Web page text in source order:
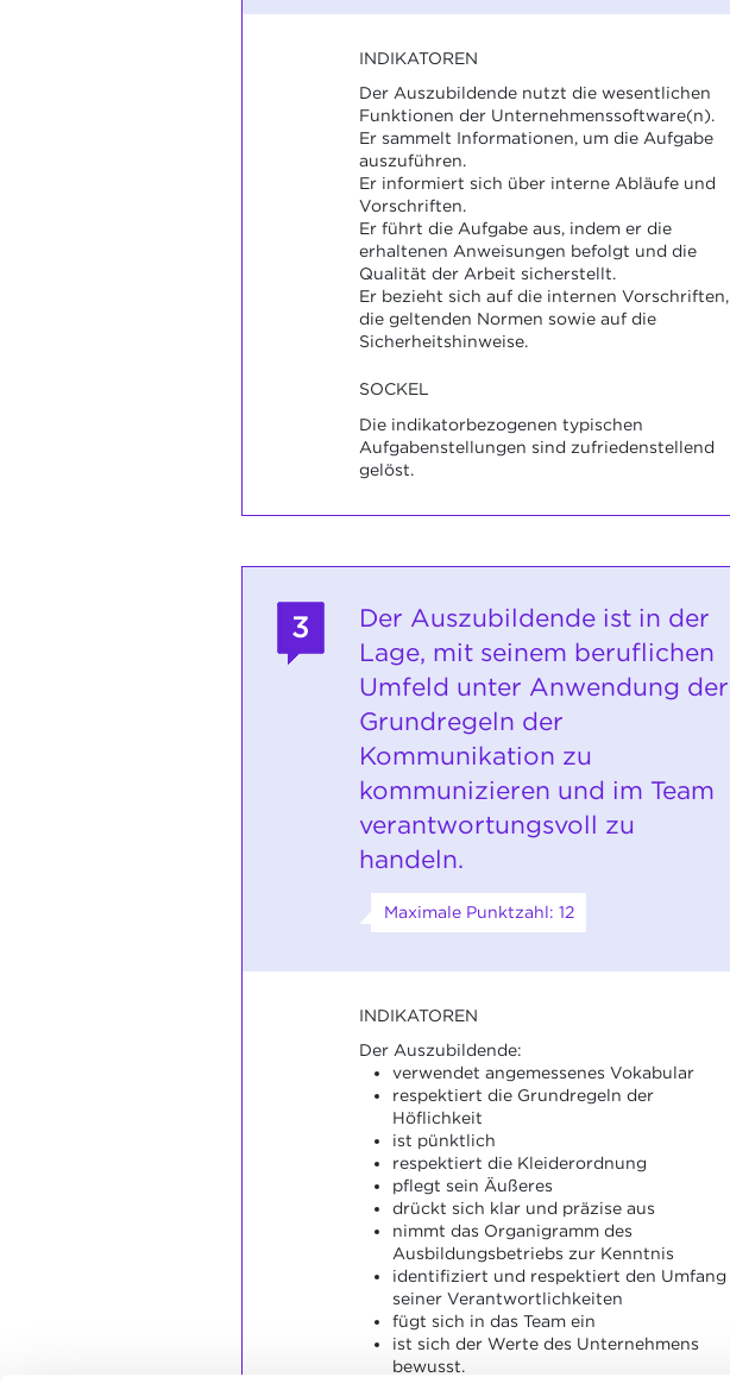
INDIKATOREN
Der Auszubildende nutzt die wesentlichen
Funktionen der Unternehmenssoftware(n).
Er sammelt Informationen, um die Aufgabe
auszuführen.
Er informiert sich über interne Abläufe und
Vorschriften.
Er führt die Aufgabe aus, indem er die
erhaltenen Anweisungen befolgt und die
Qualität der Arbeit sicherstellt.
Er bezieht sich auf die internen Vorschriften,
die geltenden Normen sowie auf die
Sicherheitshinweise.
SOCKEL
Die indikatorbezogenen typischen
Aufgabenstellungen sind zufriedenstellend
gelöst.
3
Der Auszubildende ist in der
Lage, mit seinem beruflichen
Umfeld unter Anwendung der
Grundregeln der
Kommunikation zu
kommunizieren und im Team
verantwortungsvoll zu
handeln.
Maximale Punktzahl: 12
INDIKATOREN
Der Auszubildende:
verwendet angemessenes Vokabular
respektiert die Grundregeln der
Höflichkeit
ist pünktlich
respektiert die Kleiderordnung
pflegt sein Äußeres
drückt sich klar und präzise aus
nimmt das Organigramm des
Ausbildungsbetriebs zur Kenntnis
identifiziert und respektiert den Umfang
seiner Verantwortlichkeiten
fügt sich in das Team ein
ist sich der Werte des Unternehmens
bewusst.